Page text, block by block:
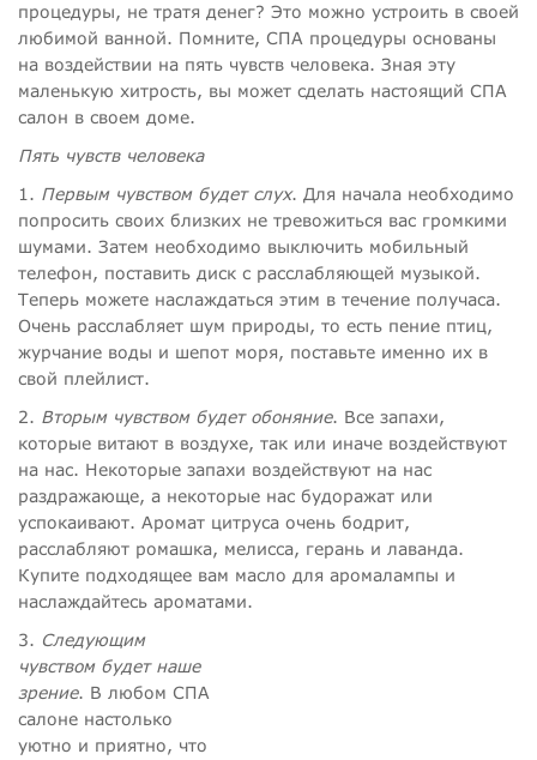
процедуры, не тратя денег? Это можно устроить в своей
любимой ванной. Помните, СПА процедуры основаны
на воздействии на пять чувств человека. Зная эту
маленькую хитрость, вы может сделать настоящий СПА
салон в своем доме.
Пять чувств человека
1. Первым чувством будет слух. Для начала необходимо
попросить своих близких не тревожиться вас громкими
шумами. Затем необходимо выключить мобильный
телефон, поставить диск с расслабляющей музыкой.
Теперь можете наслаждаться этим в течение получаса.
Очень расслабляет шум природы, то есть пение птиц,
журчание воды и шепот моря, поставьте именно их в
свой плейлист.
2. Вторым чувством будет обоняние. Все запахи,
которые витают в воздухе, так или иначе воздействуют
на нас. Некоторые запахи воздействуют на нас
раздражающе, а некоторые нас будоражат или
успокаивают. Аромат цитруса очень бодрит,
расслабляют ромашка, мелисса, герань и лаванда.
Купите подходящее вам масло для аромалампы и
наслаждайтесь ароматами.
3. Следующим
чувством будет наше
зрение. В любом СПА
салоне настолько
уютно и приятно, что